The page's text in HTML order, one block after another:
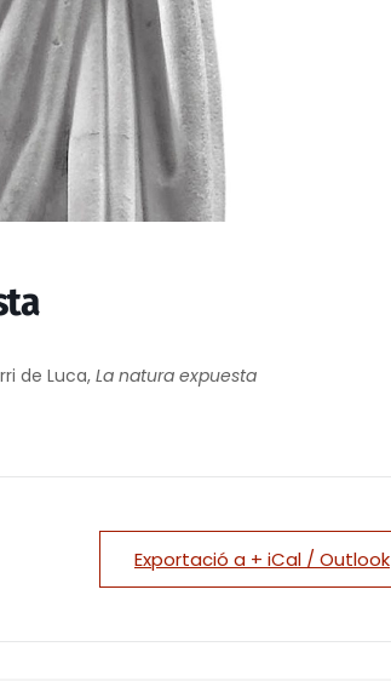
de Luca, La natura expuesta
Exportació a + iCal / Outlook